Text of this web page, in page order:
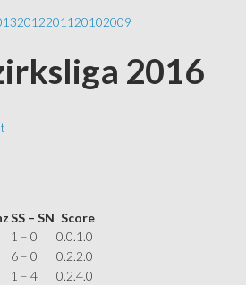
20122011 20102009
2016
SS – SN Score
1 – 0
0.0.1.0
6 – 0
0.2.2.0
1 – 4
0.2.4.0